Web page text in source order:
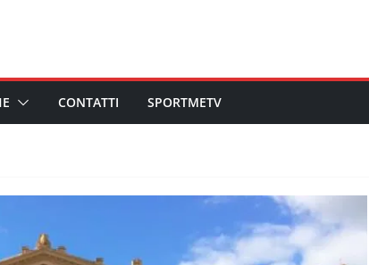
CONTATTI SPORTMETV